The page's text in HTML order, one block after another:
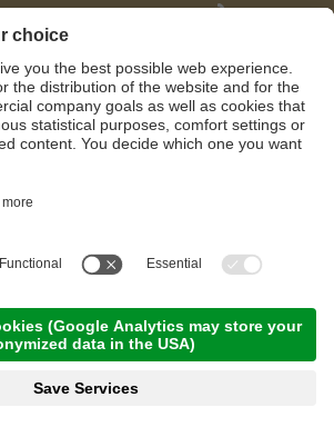
AREA TRADE
DE EN
Sitemap produced by